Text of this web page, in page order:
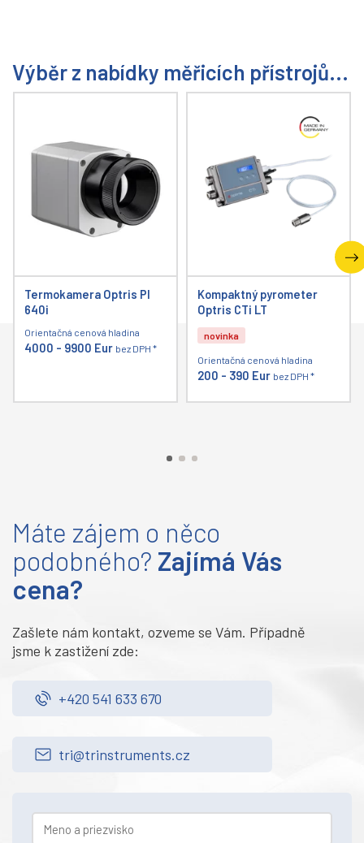
Výběr z nabídky měřicích přístrojů...
Termokamera Optris PI
640i
Orientačná cenová hladina
4000 - 9900 Eur bez DPH *
Kompaktný pyrometer
Optris CTi LT
novinka
Orientačná cenová hladina
200 - 390 Eur bez DPH *
Máte zájem o něco
podobného? Zajímá Vás
cena?
Zašlete nám kontakt, ozveme se Vám. Případně
jsme k zastižení zde:
+420 541 633 670
tri@trinstruments.cz